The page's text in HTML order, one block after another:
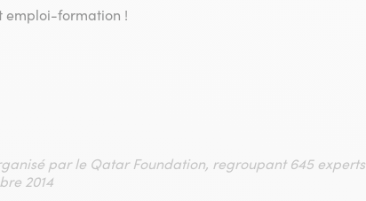
emploi-formation !
par le Qatar Foundation, regroupant 645 experts
2014